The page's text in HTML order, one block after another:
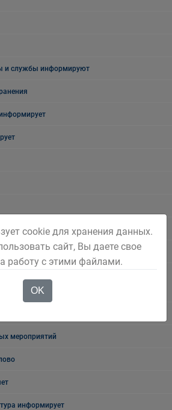
и службы информируют
населения города Белово
мероприятий
информирует
cookie для хранения данных.
сайт, Вы даете свое
работу с этими файлами.
OK